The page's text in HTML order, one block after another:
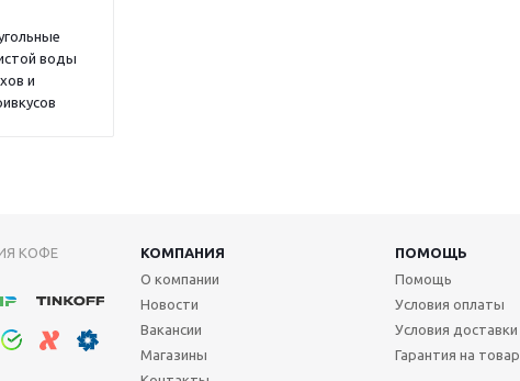
воды
и
КОФЕ КОМПАНИЯ ПОМОЩЬ
О компании
Новости
Вакансии
Магазины
Помощь
Условия оплаты
Условия доставки
Гарантия на товар